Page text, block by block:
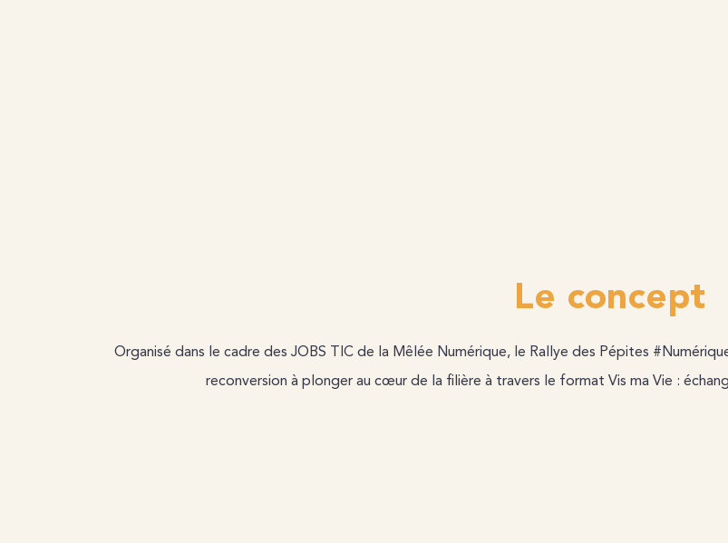
Le concept
Organisé dans le cadre des JOBS TIC de la Mêlée Numérique, le Rallye des Pépites
reconversion à plonger au cœur de la filière à travers le format Vis ma Vie :